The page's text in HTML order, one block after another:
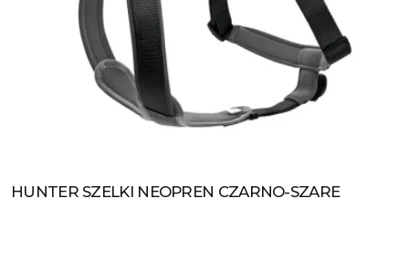
Zobacz produkt
HUNTER SZELKI NEOPREN CZARNO-SZARE